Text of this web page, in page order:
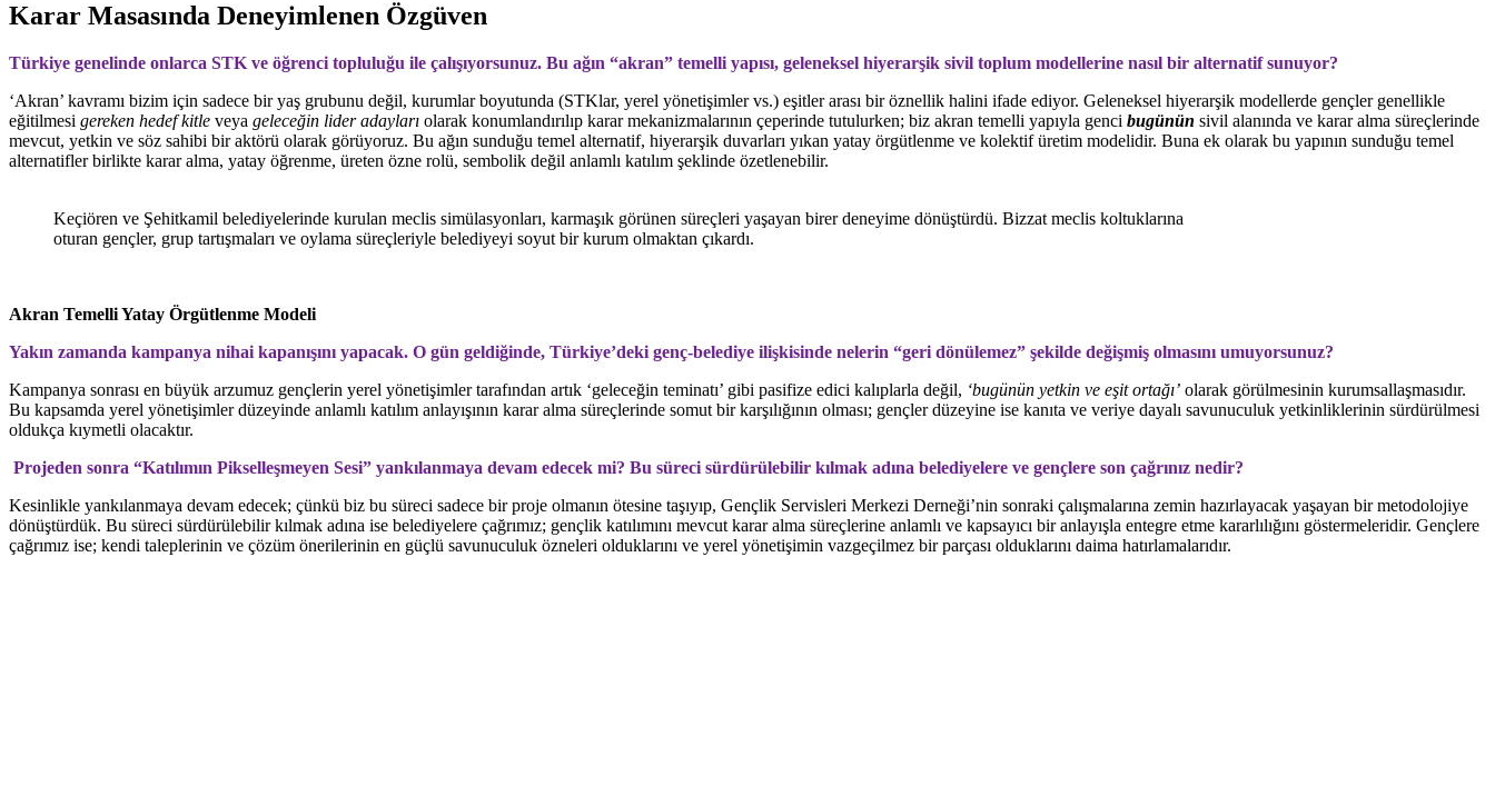
Karar Masasında Deneyimlenen Özgüven
Türkiye genelinde onlarca STK ve öğrenci topluluğu ile çalışıyorsunuz. Bu ağın “akran” temelli yapısı, geleneksel hiyerarşik sivil toplum modellerine nasıl bir alternatif sunuyor?
‘Akran’ kavramı bizim için sadece bir yaş grubunu değil, kurumlar boyutunda (STKlar, yerel yönetişimler vs.) eşitler arası bir öznellik halini ifade ediyor. Geleneksel hiyerarşik modellerde gençler genellikle
eğitilmesi gereken hedef kitle veya geleceğin lider adayları olarak konumlandırılıp karar mekanizmalarının çeperinde tutulurken; biz akran temelli yapıyla genci bugünün sivil alanında ve karar alma süreçlerinde
mevcut, yetkin ve söz sahibi bir aktörü olarak görüyoruz. Bu ağın sunduğu temel alternatif, hiyerarşik duvarları yıkan yatay örgütlenme ve kolektif üretim modelidir. Buna ek olarak bu yapının sunduğu temel
alternatifler birlikte karar alma, yatay öğrenme, üreten özne rolü, sembolik değil anlamlı katılım şeklinde özetlenebilir.
Keçiören ve Şehitkamil belediyelerinde kurulan meclis simülasyonları, karmaşık görünen süreçleri yaşayan birer deneyime dönüştürdü. Bizzat meclis koltuklarına
oturan gençler, grup tartışmaları ve oylama süreçleriyle belediyeyi soyut bir kurum olmaktan çıkardı.
Akran Temelli Yatay Örgütlenme Modeli
Yakın zamanda kampanya nihai kapanışını yapacak. O gün geldiğinde, Türkiye’deki genç-belediye ilişkisinde nelerin “geri dönülemez” şekilde değişmiş olmasını umuyorsunuz?
Kampanya sonrası en büyük arzumuz gençlerin yerel yönetişimler tarafından artık ‘geleceğin teminatı’ gibi pasifize edici kalıplarla değil, ‘bugünün yetkin ve eşit ortağı’ olarak görülmesinin kurumsallaşmasıdır.
Bu kapsamda yerel yönetişimler düzeyinde anlamlı katılım anlayışının karar alma süreçlerinde somut bir karşılığının olması; gençler düzeyine ise kanıta ve veriye dayalı savunuculuk yetkinliklerinin sürdürülmesi
oldukça kıymetli olacaktır.
Projeden sonra “Katılımın Pikselleşmeyen Sesi” yankılanmaya devam edecek mi? Bu süreci sürdürülebilir kılmak adına belediyelere ve gençlere son çağrınız nedir?
Kesinlikle yankılanmaya devam edecek; çünkü biz bu süreci sadece bir proje olmanın ötesine taşıyıp, Gençlik Servisleri Merkezi Derneği’nin sonraki çalışmalarına zemin hazırlayacak yaşayan bir metodolojiye
dönüştürdük. Bu süreci sürdürülebilir kılmak adına ise belediyelere çağrımız; gençlik katılımını mevcut karar alma süreçlerine anlamlı ve kapsayıcı bir anlayışla entegre etme kararlılığını göstermeleridir. Gençlere
çağrımız ise; kendi taleplerinin ve çözüm önerilerinin en güçlü savunuculuk özneleri olduklarını ve yerel yönetişimin vazgeçilmez bir parçası olduklarını daima hatırlamalarıdır.